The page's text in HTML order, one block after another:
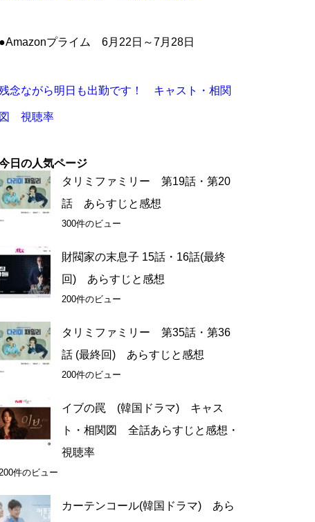
●Amazonプライム 6月22日～7月28日
念ながら明日も出勤です！ キャスト・相関
図 視聴率
日の人気ページ
タリミファミリー 第19話・第20
話 あらすじと感想
300件のビュー
財閥家の末息子 15話・16話(最終
回) あらすじと感想
200件のビュー
タリミファミリー 第35話・第36
話 (最終回) あらすじと感想
200件のビュー
イブの罠 (韓国ドラマ) キャス
ト・相関図 全話あらすじと感想・
視聴率
件のビュー
カーテンコール(韓国ドラマ) あら